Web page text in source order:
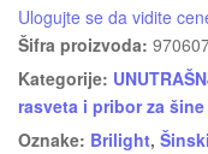
Ulogujte se da vidite
Šifra proizvoda:
Kategorije:
rasveta i pribor za šine
Oznake: Brilight,